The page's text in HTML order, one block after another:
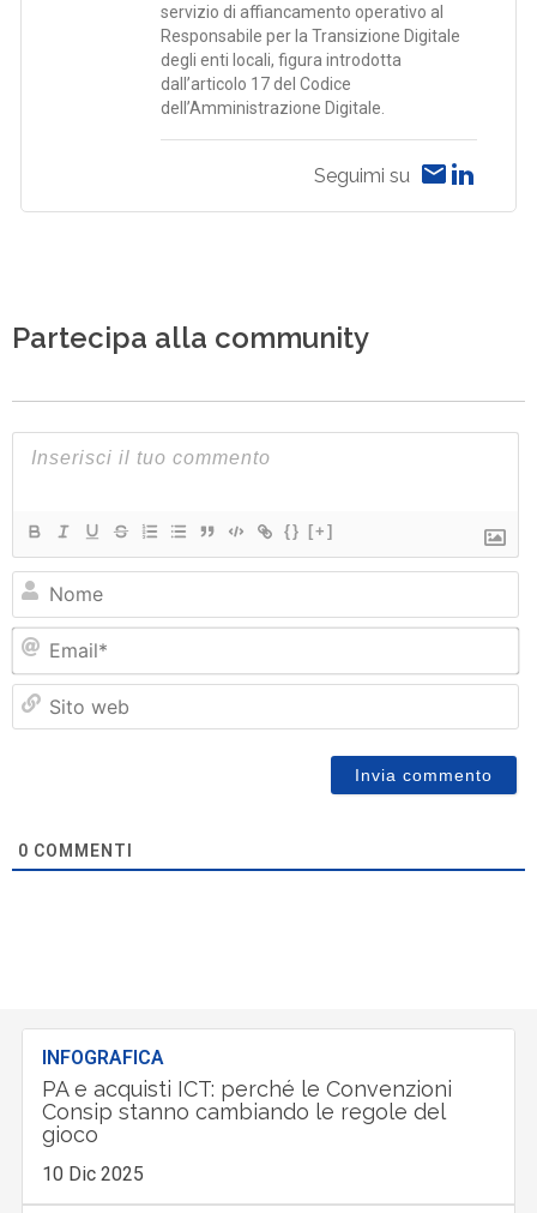
servizio di affiancamento operativo al
Responsabile per la Transizione Digitale
degli enti locali, figura introdotta
dall’articolo 17 del Codice
dell’Amministrazione Digitale.
Seguimi su
Partecipa alla community
{} [+]
0 COMMENTI
INFOGRAFICA
PA e acquisti ICT: perché le Convenzioni
Consip stanno cambiando le regole del
gioco
10 Dic 2025